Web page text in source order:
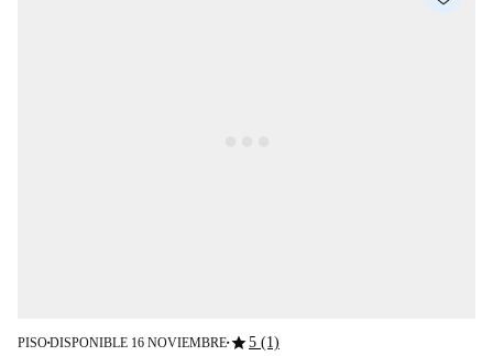
PISO■DISPONIBLE 16 NOVIEMBRE■star5 (1)